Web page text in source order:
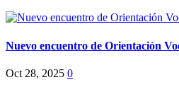
Nuevo encuentro de Orientación
Oct 28, 2025 0